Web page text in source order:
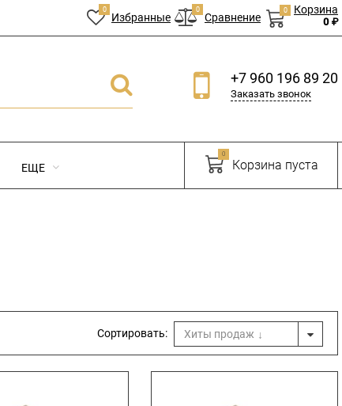
0
Избранные
0
Сравнение
0 Корзина
0 ₽
+7 960 196 89 20
Заказать звонок
Корзина пуста
0
ЕЩЕ
Сортировать: Хиты продаж